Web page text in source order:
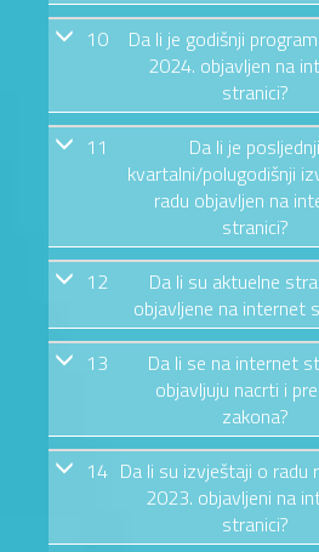
10
Da li je godišnji
2024. objavljen na
stranici?
11
Da li je posljednji
kvartalni/polugodišnji
radu objavljen na
stranici?
12
Da li su aktuelne
objavljene na internet
13
Da li se na internet
objavljuju nacrti i
zakona?
14 Da li su izvještaji o radu
2023. objavljeni na
stranici?